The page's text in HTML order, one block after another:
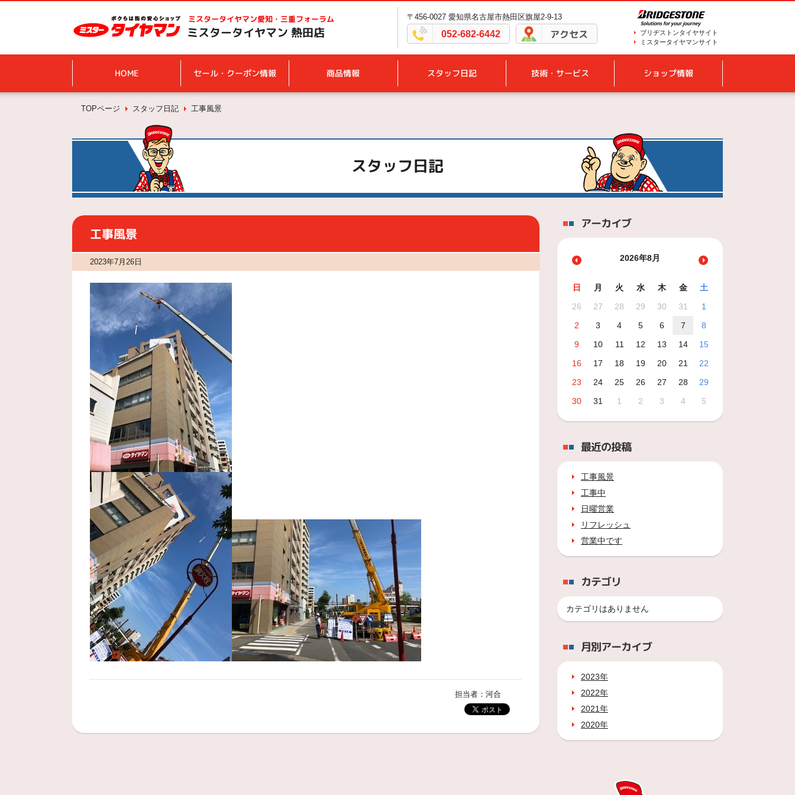
ミスタータイヤマン愛知・三重フォーラム
ミスタータイヤマン 熱田店
〒456-0027 愛知県名古屋市熱田区旗屋2-9-13
052-682-6442 アクセス
ブリヂストンタイヤサイト
ミスタータイヤマンサイト
HOME セール・クーポン情報 商品情報 スタッフ日記 技術・サービス ショップ情報
TOPページ スタッフ日記 工事風景
スタッフ日記
工事風景
2023年7月26日
担当者：河合
アーカイブ
2026年8月
日 月 火 水 木 金
土
26
27 28 29 30 31
1
2
3 4 5 6 7
8
9
10 11 12 13 14
15
16
17 18 19 20 21
22
23
24 25 26 27 28
29
30
31 1 2 3 4 5
最近の投稿
工事風景
工事中
日曜営業
リフレッシュ
営業中です
カテゴリ
カテゴリはありません
月別アーカイブ
2023年
2022年
2021年
2020年